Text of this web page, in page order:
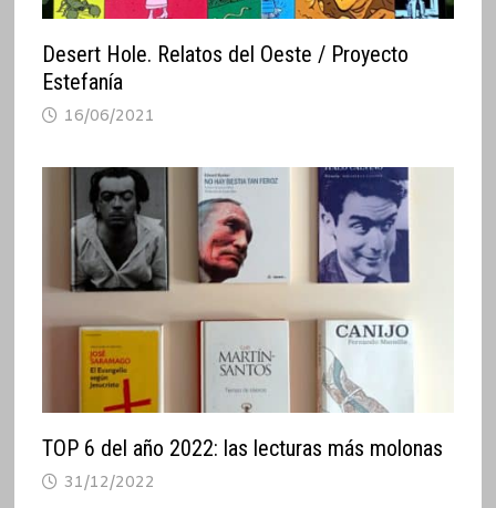
Desert Hole. Relatos del Oeste / Proyecto
Estefanía
16/06/2021
TOP 6 del año 2022: las lecturas más molonas
31/12/2022